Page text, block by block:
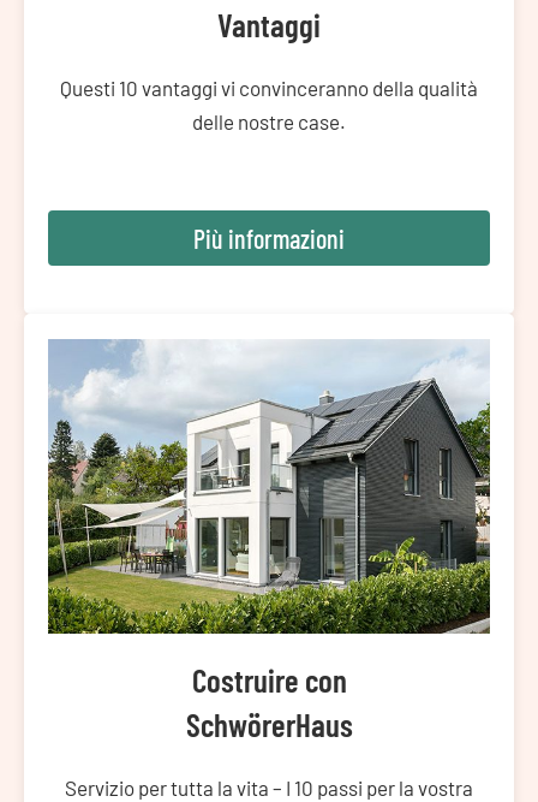
Vantaggi
Questi 10 vantaggi vi convinceranno della qualità
delle nostre case.
Più informazioni
Costruire con
SchwörerHaus
Servizio per tutta la vita – I 10 passi per la vostra